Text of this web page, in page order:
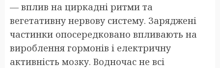
— вплив на циркадні ритми та
вегетативну нервову систему. Заряджені
частинки опосередковано впливають на
вироблення гормонів і електричну
активність мозку. Водночас не всі